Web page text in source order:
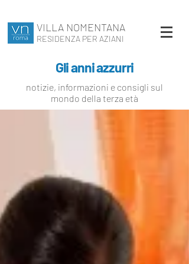
VILLA NOMENTANA
RESIDENZA PER AZIANI
Gli anni azzurri
notizie, informazioni e consigli sul
mondo della terza età